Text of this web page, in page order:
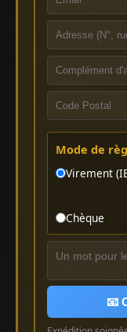
Mode de
Virement
Chèque
📧